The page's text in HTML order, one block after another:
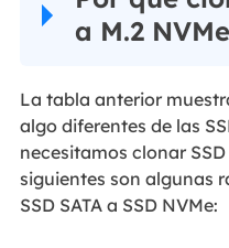
a M.2 NVMe
La tabla anterior
algo diferentes de las
necesitamos clonar SSD
siguientes son algunas
SSD SATA a SSD NVMe: